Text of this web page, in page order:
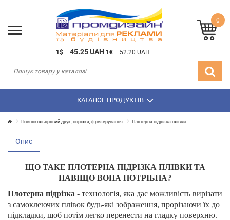
1$ = 45.25 UAH 1€ = 52.20 UAH
0
КАТАЛОГ ПРОДУКТІВ
Повнокольоровий друк, порізка, фрезерування Плотерна підрізка плівки
Опис
ЩО ТАКЕ ПЛОТЕРНА ПIДРIЗКА ПЛІВКИ ТА
НАВІЩО ВОНА ПОТРІБНА?
Плотерна підрізка - технологія, яка дає можливість вирізати
з самоклеючих плівок будь-які зображення, прорізаючи їх до
підкладки, щоб потім легко перенести на гладку поверхню.